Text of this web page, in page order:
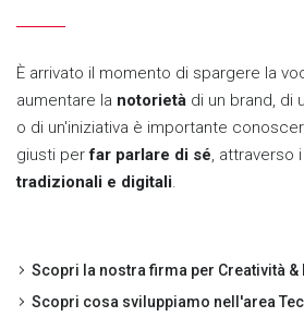
È arrivato il momento di spargere la
aumentare la notorietà di un brand, di
o di un'iniziativa è importante
giusti perfar parlare di sé, attraverso i
tradizionali e digitali.
Scopri la nostra firma per Creatività &
Scopri cosa sviluppiamo nell'area